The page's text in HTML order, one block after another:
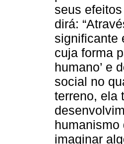
seus
dirá:
significante
cuja forma
humano’ e
social no
terreno, ela
imaginar